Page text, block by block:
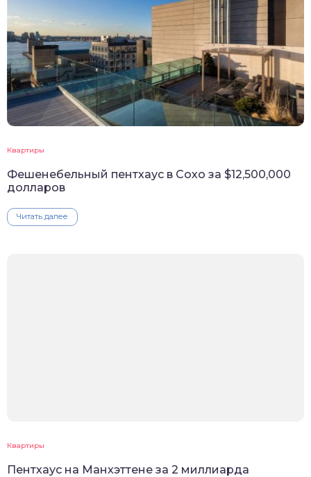
Квартиры
Фешенебельный пентхаус в Сохо за $12,500,000
долларов
Читать далее
Квартиры
Пентхаус на Манхэттене за 2 миллиарда